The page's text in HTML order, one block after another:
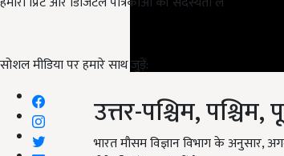
सोशल मीडिया पर हमारे साथ जुड़ें:
उत्तर-पश्चिम,
भारत मौसम विज्ञान विभाग के अनुसार,
होने की संभावना नहीं है.